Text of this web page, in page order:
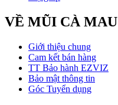
VỀ MŨI CÀ MAU
Giới thiệu chung
Cam kết bán hàng
TT Bảo hành EZVIZ
Bảo mật thông tin
Góc Tuyển dụng